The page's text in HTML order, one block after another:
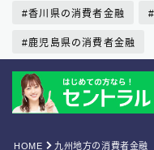
香川県の消費者金融
鹿児島県の消費者金融
HOME 九州地方の消費者金融